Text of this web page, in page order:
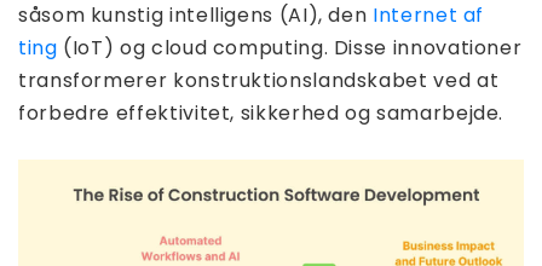
såsom kunstig intelligens (AI), den Internet af
ting (IoT) og cloud computing. Disse innovationer
transformerer konstruktionslandskabet ved at
forbedre effektivitet, sikkerhed og samarbejde.